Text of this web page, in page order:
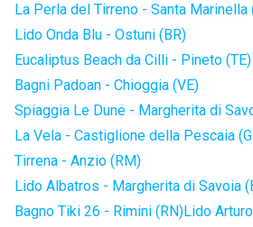
La Perla del Tirreno - Santa Marinella
Lido Onda Blu - Ostuni (BR)
Eucaliptus Beach da Cilli - Pineto (TE)
Bagni Padoan - Chioggia (VE)
Spiaggia Le Dune - Margherita di
La Vela - Castiglione della Pescaia
Tirrena - Anzio (RM)
Lido Albatros - Margherita di Savoia
Bagno Tiki 26 - Rimini (RN)Lido